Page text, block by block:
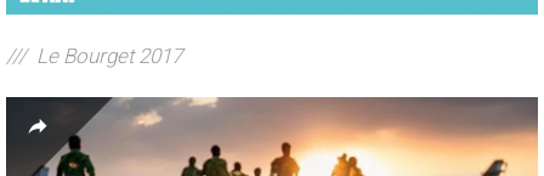
/// Le Bourget 2017